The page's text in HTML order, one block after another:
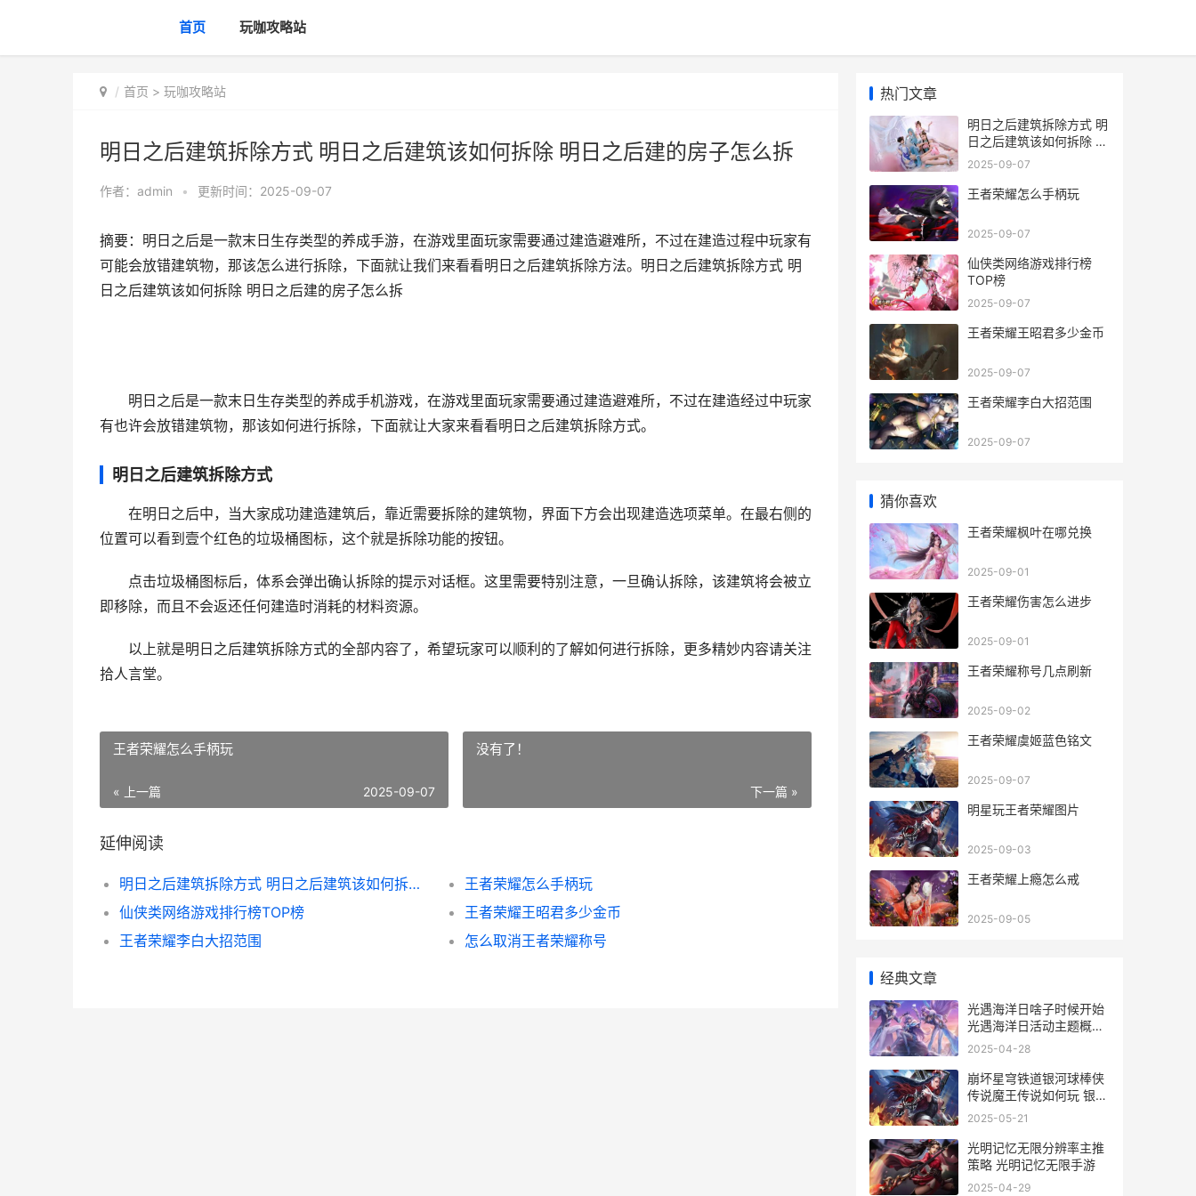
首页 玩咖攻略站
首页 > 玩咖攻略站
明日之后建筑拆除方式 明日之后建筑该如何拆除 明日之后建的房子怎么拆
作者： admin • 更新时间：2025-09-07
摘要：明日之后是一款末日生存类型的养成手游，在游戏里面玩家需要通过建造避难所，不过在建造过程中玩家有
可能会放错建筑物，那该怎么进行拆除，下面就让我们来看看明日之后建筑拆除方法。明日之后建筑拆除方式 明
日之后建筑该如何拆除 明日之后建的房子怎么拆
明日之后是一款末日生存类型的养成手机游戏，在游戏里面玩家需要通过建造避难所，不过在建造经过中玩家
有也许会放错建筑物，那该如何进行拆除，下面就让大家来看看明日之后建筑拆除方式。
明日之后建筑拆除方式
在明日之后中，当大家成功建造建筑后，靠近需要拆除的建筑物，界面下方会出现建造选项菜单。在最右侧的
位置可以看到壹个红色的垃圾桶图标，这个就是拆除功能的按钮。
点击垃圾桶图标后，体系会弹出确认拆除的提示对话框。这里需要特别注意，一旦确认拆除，该建筑将会被立
即移除，而且不会返还任何建造时消耗的材料资源。
以上就是明日之后建筑拆除方式的全部内容了，希望玩家可以顺利的了解如何进行拆除，更多精妙内容请关注
拾人言堂。
王者荣耀怎么手柄玩
« 上一篇 2025-09-07
没有了！
下一篇 »
延伸阅读
明日之后建筑拆除方式 明日之后建筑该如何拆除 明日之后建的房子怎么拆
王者荣耀怎么手柄玩
仙侠类网络游戏排行榜TOP榜
王者荣耀王昭君多少金币
王者荣耀李白大招范围
怎么取消王者荣耀称号
热门文章
明日之后建筑拆除方式 明
日之后建筑该如何拆除 明
日之后建的房子怎么拆
2025-09-07
王者荣耀怎么手柄玩
2025-09-07
仙侠类网络游戏排行榜
TOP榜
2025-09-07
王者荣耀王昭君多少金币
2025-09-07
王者荣耀李白大招范围
2025-09-07
猜你喜欢
王者荣耀枫叶在哪兑换
2025-09-01
王者荣耀伤害怎么进步
2025-09-01
王者荣耀称号几点刷新
2025-09-02
王者荣耀虞姬蓝色铭文
2025-09-07
明星玩王者荣耀图片
2025-09-03
王者荣耀上瘾怎么戒
2025-09-05
经典文章
光遇海洋日啥子时候开始
光遇海洋日活动主题概括
光遇海洋日持续多久
2025-04-28
崩坏星穹铁道银河球棒侠
传说魔王传说如何玩 银河
球棒侠传说魔王传说全关
怎么打
2025-05-21
光明记忆无限分辨率主推
策略 光明记忆无限手游
2025-04-29